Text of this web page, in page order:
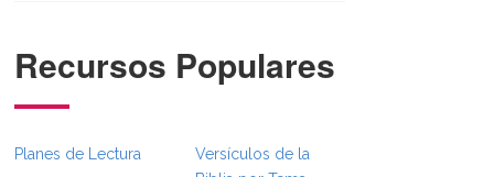
}} }}
Recursos Populares
Planes de Lectura
Versículos de la